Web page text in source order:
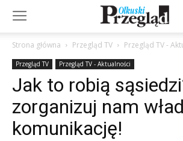
Strona główna Przegląd TV Przegląd TV -
Przegląd TV Przegląd TV - Aktualności
Jak to robią
zorganizuj nam
komunikację!